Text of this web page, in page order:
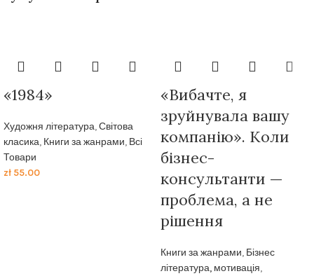
«1984»
Художня література,Світова
класика, Книги за жанрами, Всі
Товари
zł 55.00
«Вибачте, я
зруйнувала вашу
компанію». Коли
бізнес-
консультанти —
проблема, а не
рішення
Книги за жанрами, Бізнес
література, мотивація,